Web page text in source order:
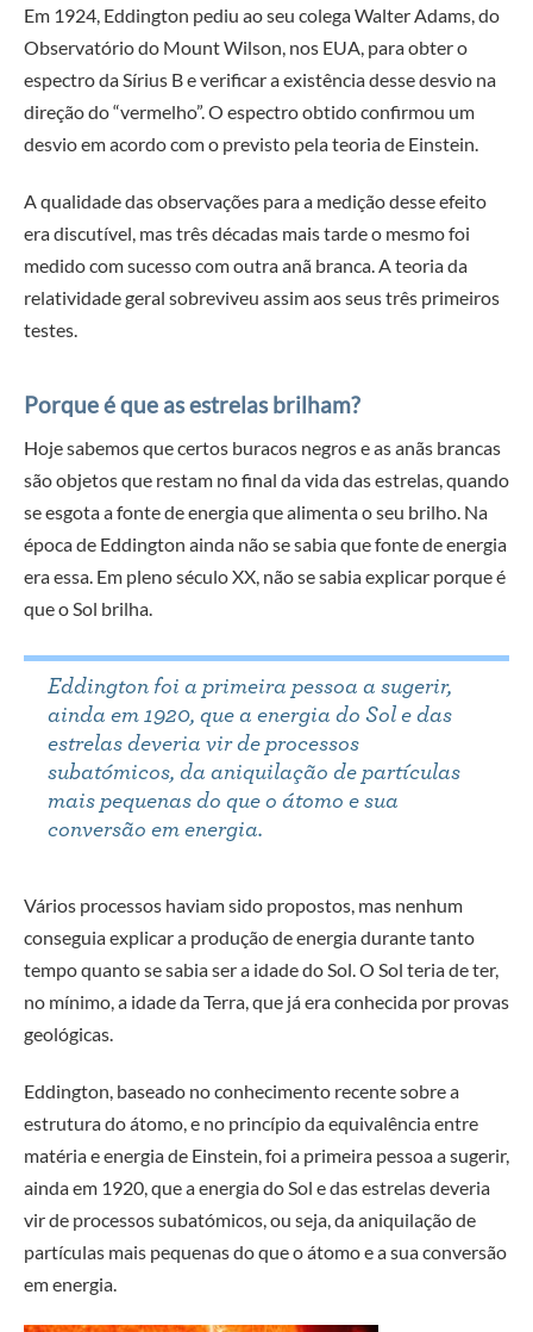
Em 1924, Eddington pediu ao seu colega Walter Adams, do
Observatório do Mount Wilson, nos EUA, para obter o
espectro da Sírius B e verificar a existência desse desvio na
direção do “vermelho”. O espectro obtido confirmou um
desvio em acordo com o previsto pela teoria de Einstein.
A qualidade das observações para a medição desse efeito
era discutível, mas três décadas mais tarde o mesmo foi
medido com sucesso com outra anã branca. A teoria da
relatividade geral sobreviveu assim aos seus três primeiros
testes.
Porque é que as estrelas brilham?
Hoje sabemos que certos buracos negros e as anãs brancas
são objetos que restam no final da vida das estrelas, quando
se esgota a fonte de energia que alimenta o seu brilho. Na
época de Eddington ainda não se sabia que fonte de energia
era essa. Em pleno século XX, não se sabia explicar porque é
que o Sol brilha.
Eddington foi a primeira pessoa a sugerir,
ainda em 1920, que a energia do Sol e das
estrelas deveria vir de processos
subatómicos, da aniquilação de partículas
mais pequenas do que o átomo e sua
conversão em energia.
Vários processos haviam sido propostos, mas nenhum
conseguia explicar a produção de energia durante tanto
tempo quanto se sabia ser a idade do Sol. O Sol teria de ter,
no mínimo, a idade da Terra, que já era conhecida por provas
geológicas.
Eddington, baseado no conhecimento recente sobre a
estrutura do átomo, e no princípio da equivalência entre
matéria e energia de Einstein, foi a primeira pessoa a sugerir,
ainda em 1920, que a energia do Sol e das estrelas deveria
vir de processos subatómicos, ou seja, da aniquilação de
partículas mais pequenas do que o átomo e a sua conversão
em energia.